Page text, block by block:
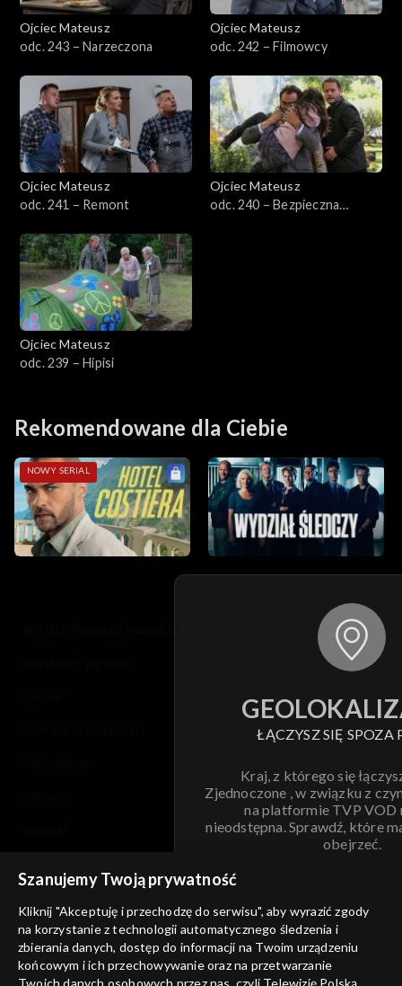
Sezon 18
Sezon 17
Sezon 16
Sezon 15
Sezon 13
Sezon 12
Sezon 11
Sezon 9
Sezon 8
Sezon 7
Ojciec Mateusz
odc. 243 – Narzeczona
Ojciec Mateusz
odc. 242 – Filmowcy
Ojciec Mateusz
odc. 241 – Remont
Ojciec Mateusz
odc. 240 – Bezpieczna
Ojciec Mateusz
odc. 239 – Hipisi
Rekomendowane dla Ciebie
NOWY SERIAL
ŁĄCZYSZ SIĘ SPOZA
Kraj, z którego się
Zjednoczone , w związku z
na platformie TVP VOD
nieodstępna. Sprawdź, które
obejrzeć.
ANULUJ
informacje o dostawcy usług
Szanujemy Twoją prywatność
Kliknij "Akceptuję i przechodzę do serwisu", aby wyrazić zgody
na korzystanie z technologii automatycznego śledzenia i
zbierania danych, dostęp do informacji na Twoim urządzeniu
końcowym i ich przechowywanie oraz na przetwarzanie
Twoich danych osobowych przez nas, czyli Telewizję Polską